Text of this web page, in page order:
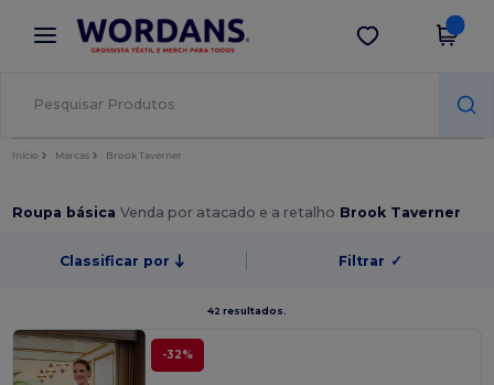
× App Wordans
Melhores preços na app!
Obter app
Início Marcas Brook Taverner
Roupa básicaVenda por atacado e a retalho Brook Taverner
Classificar por Filtrar ✓
42 resultados.
-32%